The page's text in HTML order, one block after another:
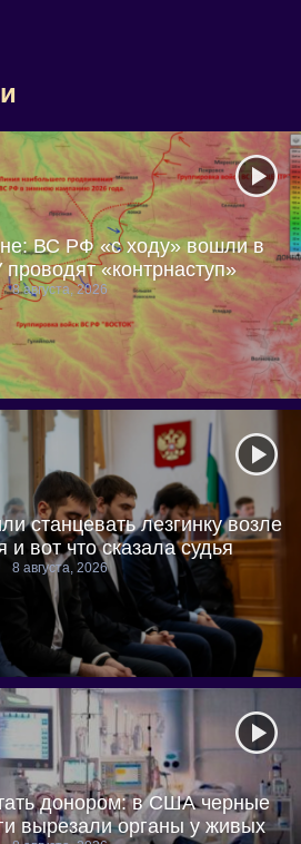
ВС РФ «с ходу» вошли в
«контрнаступ»
8 августа, 2026
станцевать лезгинку возле
и вот что сказала судья
8 августа, 2026
донором: в США черные
вырезали органы у живых